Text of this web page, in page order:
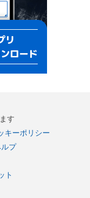
す
キーポリシー
プ
ト